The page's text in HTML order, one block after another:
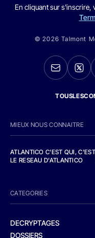
En cliquant sur s'inscrire,
© 2026 Talmont
MIEUX NOUS CONNAITRE
ATLANTICO C'EST QUI,
LE RESEAU D'ATLANTICO
CATEGORIES
DECRYPTAGES
DOSSIERS